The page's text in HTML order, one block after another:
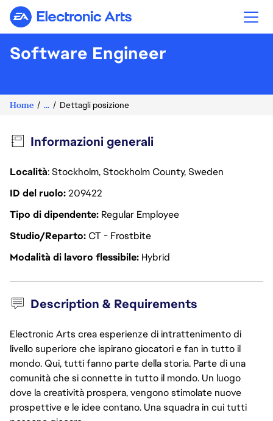
Electronic Arts
Software Engineer
Home ... Dettagli posizione
Informazioni generali
Località: Stockholm, Stockholm County, Sweden
ID del ruolo209422
Tipo di dipendente Regular Employee
Studio/RepartoCT - Frostbite
Modalità di lavoro flessibile Hybrid
Description & Requirements
Electronic Arts crea esperienze di intrattenimento di
livello superiore che ispirano giocatori e fan in tutto il
mondo. Qui, tutti fanno parte della storia. Parte di una
comunità che si connette in tutto il mondo. Un luogo
dove la creatività prospera, vengono stimolate nuove
prospettive e le idee contano. Una squadra in cui tutti